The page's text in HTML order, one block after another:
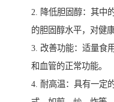
2. 降低胆固醇：其中
的胆固醇水平，对健康
3. 改善功能：适量食
和血管的正常功能。
4. 耐高温：具有一定